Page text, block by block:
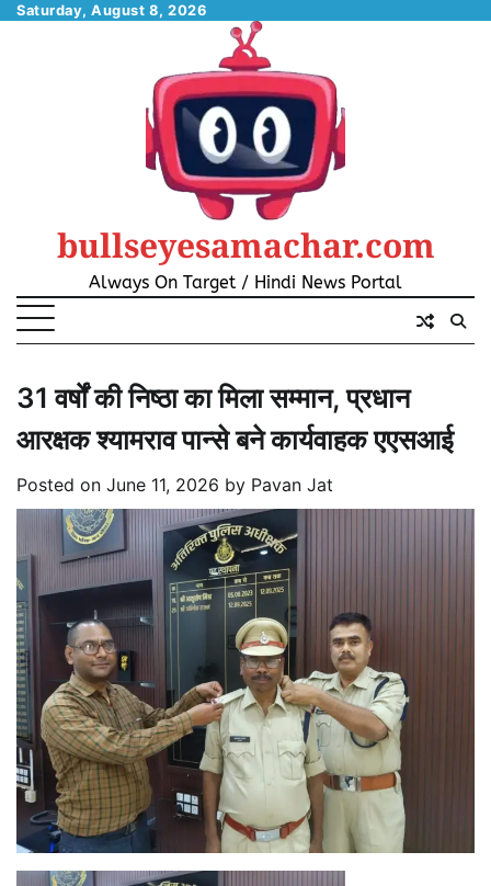
SkipSaturday, August 8, 2026
bullseyesamachar.com
Always On Target / Hindi News Portal
31 वर्षों की निष्ठा का मिला सम्मान, प्रधान
आरक्षक श्यामराव पान्से बने कार्यवाहक एएसआई
Posted on June 11, 2026 by Pavan Jat